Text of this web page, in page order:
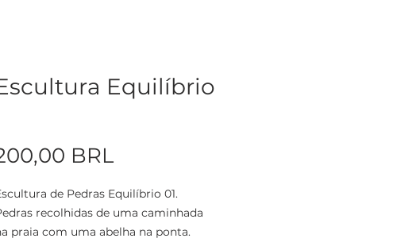
Equilíbrio
BRLPrecio
de Pedras Equilíbrio 01.
recolhidas de uma caminhada
praia com uma abelha na ponta.